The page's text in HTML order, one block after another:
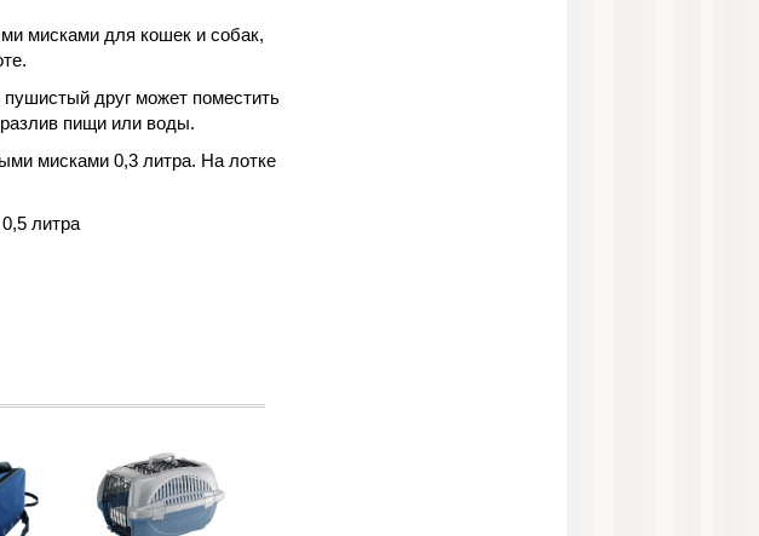
мисками для кошек и собак,
друг может поместить
пищи или воды.
мисками 0,3 литра. На лотке
литра